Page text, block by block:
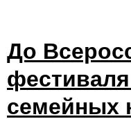
До
семейных